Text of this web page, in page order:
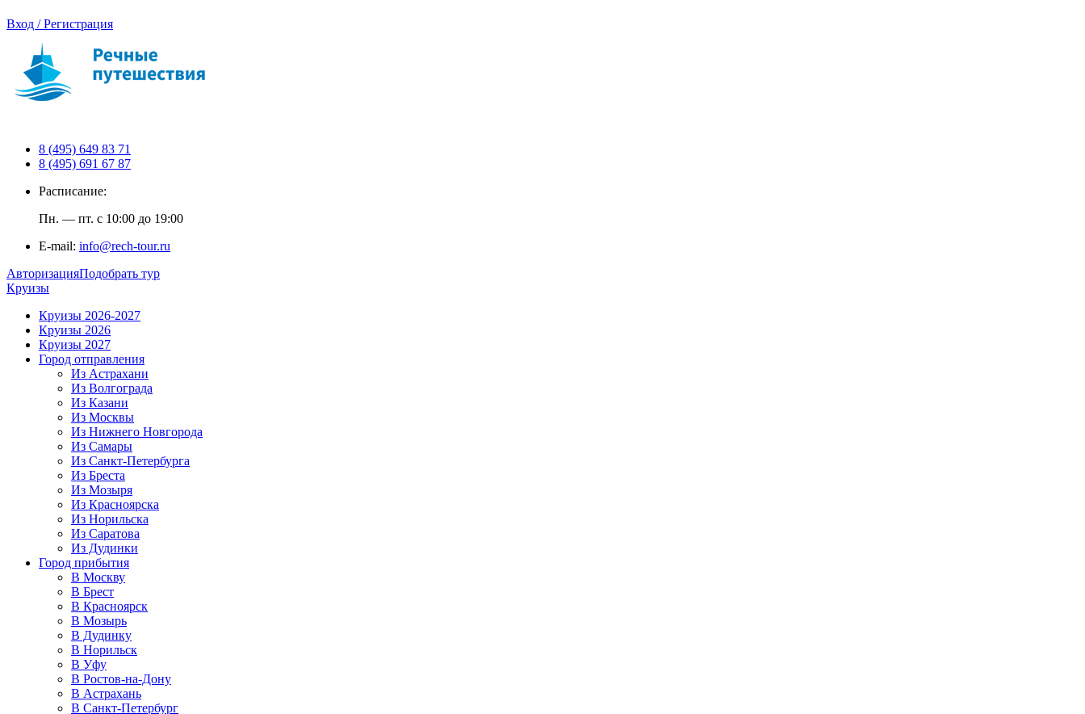
Вход / Регистрация
8 (495) 649 83 71
8 (495) 691 67 87
Расписание:
Пн. — пт. с 10:00 до 19:00
E-mail: info@rech-tour.ru
АвторизацияПодобрать тур
Круизы
Круизы 2026-2027
Круизы 2026
Круизы 2027
Город отправления
Из Астрахани
Из Волгограда
Из Казани
Из Москвы
Из Нижнего Новгорода
Из Самары
Из Санкт-Петербурга
Из Бреста
Из Мозыря
Из Красноярска
Из Норильска
Из Саратова
Из Дудинки
Город прибытия
В Москву
В Брест
В Красноярск
В Мозырь
В Дудинку
В Норильск
В Уфу
В Ростов-на-Дону
В Астрахань
В Санкт-Петербург